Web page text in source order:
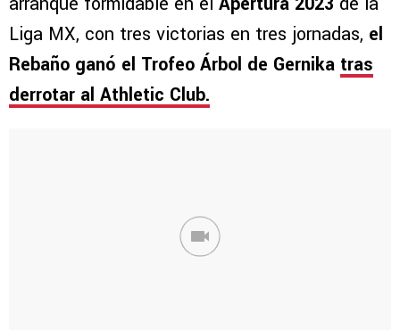
Liga MX, con tres victorias en tres jornadas, el
Rebaño ganó el Trofeo Árbol de Gernika tras
derrotar al Athletic Club.